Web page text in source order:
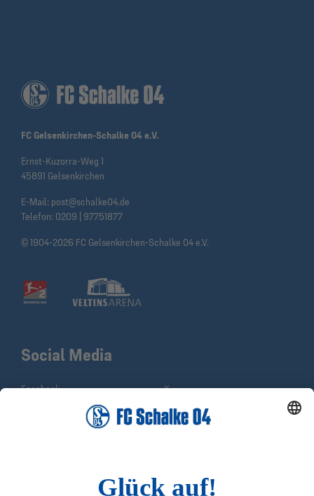
FC Gelsenkirchen-Schalke 04 e.V.
Ernst-Kuzorra-Weg 1
45891 Gelsenkirchen
E-Mail: post@schalke04.de
Telefon: 0209 | 97751877
© 1904-2026 FC Gelsenkirchen-Schalke 04 e.V.
Quicklinks
Social Media
Facebook
X
YouTube